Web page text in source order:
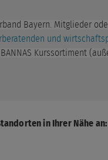
Bayern. Mitglieder
und
Kurssortiment
in Ihrer Nähe an: